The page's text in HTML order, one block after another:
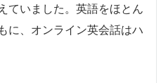
ていました。英語をほとん
に、オンライン英会話はハ